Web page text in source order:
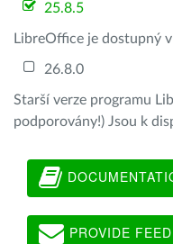
25.8.5
LibreOffice je dostupný
26.8.0
Starší verze programu
podporovány!) Jsou k
PROVIDE